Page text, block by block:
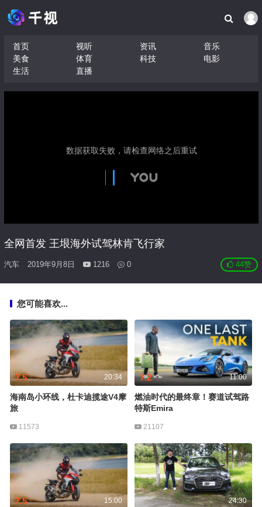
首页 视听 资讯
音乐
美食
体育 科技
电影
生活
直播
全网首发 王垠海外试驾林肯飞行家
汽车 2019年9月8日 1216 0 44赞
您可能喜欢...
20:34
7.5
海南岛小环线，杜卡迪揽途V4摩
旅
11573
11:00
7.2
燃油时代的最终章！赛道试驾路
特斯Emira
21107
15:00
7.5 24:30